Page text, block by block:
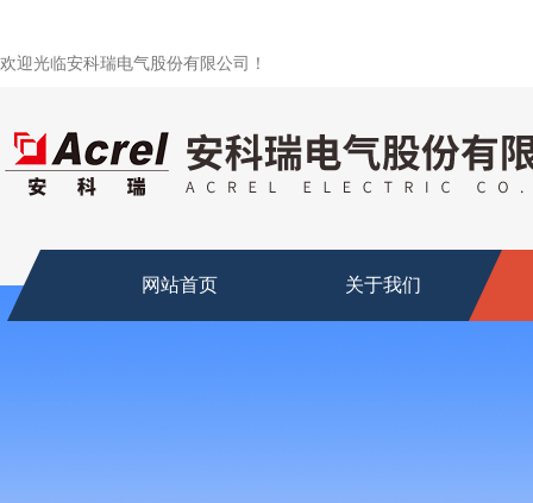
欢迎光临安科瑞电气股份有限公司！
网站首页 关于我们